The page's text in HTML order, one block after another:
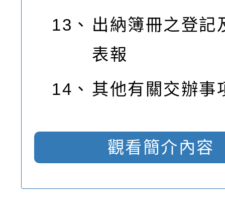
13、 出納簿冊之登記
表報
14、 其他有關交辦事
觀看簡介內容